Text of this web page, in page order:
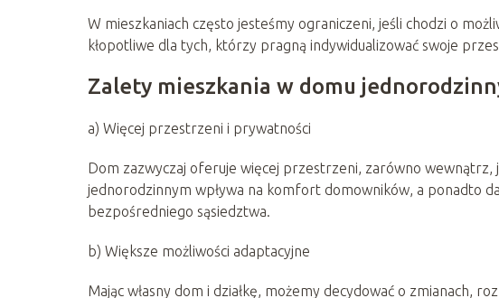
W mieszkaniach często jesteśmy ograniczeni, jeśli chodzi o
kłopotliwe dla tych, którzy pragną indywidualizować swoje
Zalety mieszkania w domu
a) Więcej przestrzeni i prywatności
Dom zazwyczaj oferuje więcej przestrzeni, zarówno wewnątrz,
jednorodzinnym wpływa na komfort domowników, a ponadto
bezpośredniego sąsiedztwa.
b) Większe możliwości adaptacyjne
Mając własny dom i działkę, możemy decydować o zmianach,